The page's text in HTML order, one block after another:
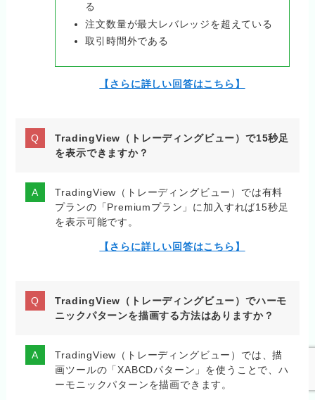
る
注文数量が最大レバレッジを超えている
取引時間外である
【さらに詳しい回答はこちら】
TradingView（トレーディングビュー）で15秒足
を表示できますか？
TradingView（トレーディングビュー）では有料
プランの「Premiumプラン」に加入すれば15秒足
を表示可能です。
【さらに詳しい回答はこちら】
TradingView（トレーディングビュー）でハーモ
ニックパターンを描画する方法はありますか？
TradingView（トレーディングビュー）では、描
画ツールの「XABCDパターン」を使うことで、ハ
ーモニックパターンを描画できます。